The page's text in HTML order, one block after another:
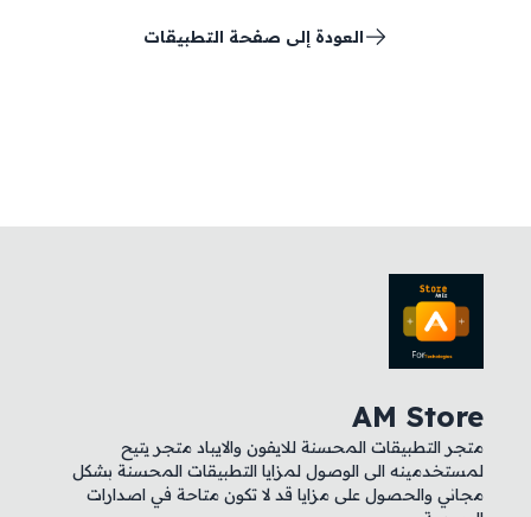
العودة إلى صفحة التطبيقات
AM Store
متجر التطبيقات المحسنة للايفون والايباد متجر يتيح
لمستخدمينه الى الوصول لمزايا التطبيقات المحسنة بشكل
مجاني والحصول على مزايا قد لا تكون متاحة في اصدارات